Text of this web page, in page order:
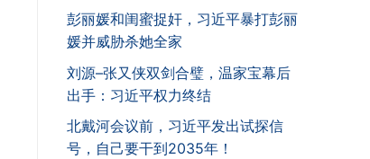
彭丽媛和闺蜜捉奸，习近平暴打彭丽
媛并威胁杀她全家
刘源–张又侠双剑合璧，温家宝幕后
出手：习近平权力终结
北戴河会议前，习近平发出试探信
号，自己要干到2035年！